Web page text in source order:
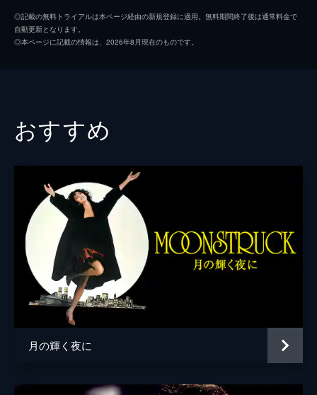
ジョン・ホステッター
監督
ロバート・タウン
音楽
製作 ウォーレン・ベイティ
◎記載の無料トライアルは本ページ経由の新規登録に適用。無料期間終了後は通常料金で
自動更新となります。
◎本ページに記載の情報は、2026年8月現在のものです。
おすすめ
月の輝く夜に